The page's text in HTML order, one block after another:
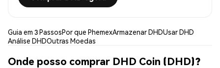
Guia em 3 PassosPor que PhemexArmazenar DHDUsar DHD
Análise DHDOutras Moedas
Onde posso comprar DHD Coin (DHD)?